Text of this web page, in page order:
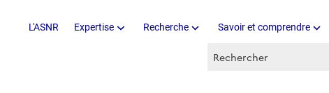
L'ASNR Expertise Recherche Savoir et comprendre
Recherche par mots clés